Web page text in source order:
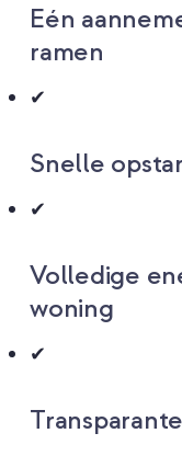
Eén
ramen
✔
Snelle
✔
Volledige
woning
✔